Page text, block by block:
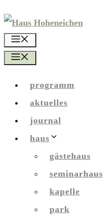
Zum
springen
programm
aktuelles
journal
haus
gästehaus
seminarhaus
kapelle
park